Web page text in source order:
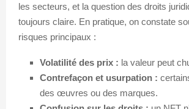
les secteurs, et la question des droits
toujours claire. En pratique, on constate
risques principaux :
Volatilité des prix : la valeur peut
Contrefaçon et usurpation :
des œuvres ou des marques.